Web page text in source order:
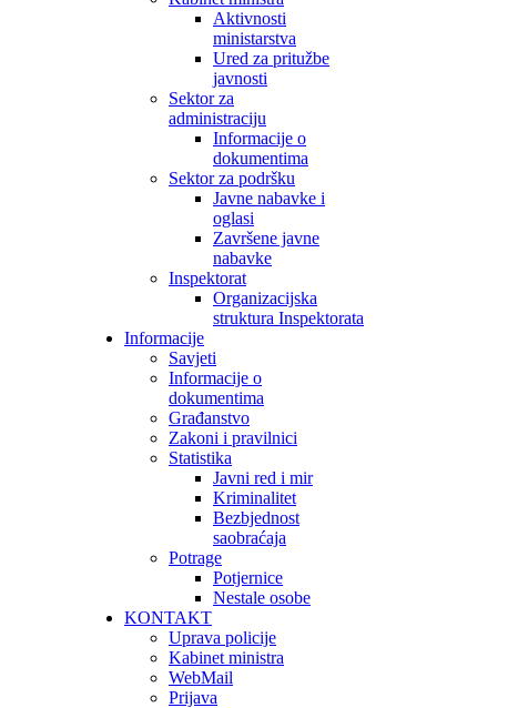
Aktivnosti
ministarstva
Ured za pritužbe
javnosti
Sektor za
administraciju
Informacije o
dokumentima
Sektor za podršku
Javne nabavke i
oglasi
Završene javne
nabavke
Inspektorat
Organizacijska
struktura Inspektorata
Informacije
Savjeti
Informacije o
dokumentima
Građanstvo
Zakoni i pravilnici
Statistika
Javni red i mir
Kriminalitet
Bezbjednost
saobraćaja
Potrage
Potjernice
Nestale osobe
KONTAKT
Uprava policije
Kabinet ministra
WebMail
Prijava